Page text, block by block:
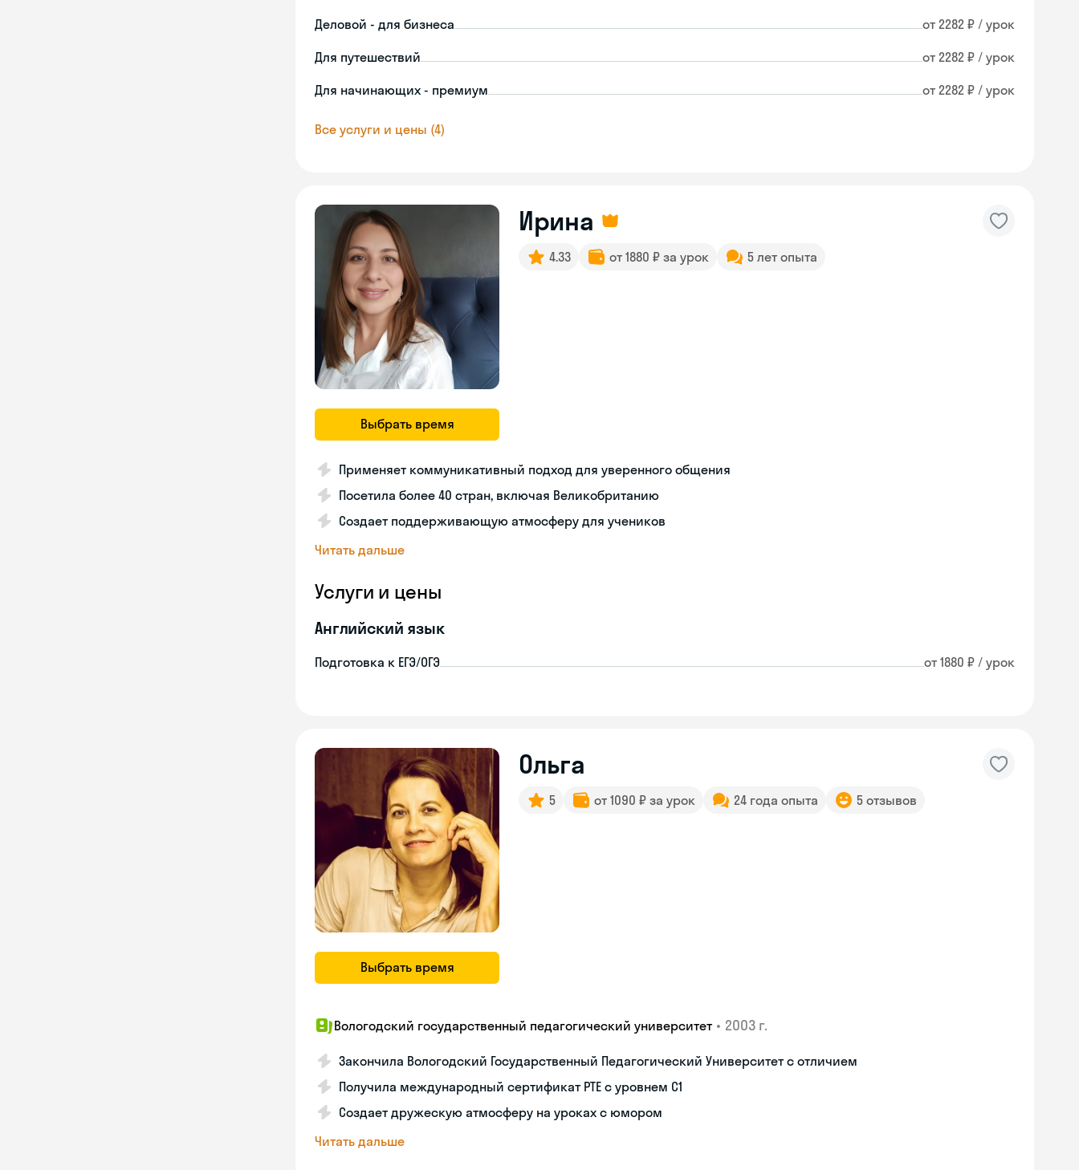
Деловой - для бизнеса от 2282 ₽ / урок
Для путешествий от 2282 ₽ / урок
Для начинающих - премиум от 2282 ₽ / урок
Все услуги и цены (4)
Выбрать время
Ирина
4.33 от 1880 ₽ за урок 5 лет опыта
Применяет коммуникативный подход для уверенного общения
Посетила более 40 стран, включая Великобританию
Создает поддерживающую атмосферу для учеников
Читать дальше
Услуги и цены
Английский язык
Подготовка к ЕГЭ/ОГЭ от 1880 ₽ / урок
Выбрать время
Ольга
5 от 1090 ₽ за урок 24 года опыта 5 отзывов
Вологодский государственный педагогический университет • 2003 г.
Закончила Вологодский Государственный Педагогический Университет с отличием
Получила международный сертификат PTE с уровнем C1
Создает дружескую атмосферу на уроках с юмором
Читать дальше